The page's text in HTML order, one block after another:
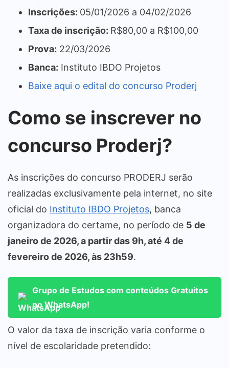
Inscrições: 05/01/2026 a 04/02/2026
Taxa de inscrição: R$80,00 a R$100,00
Prova: 22/03/2026
Banca: Instituto IBDO Projetos
Baixe aqui o edital do concurso Proderj
Como se inscrever no
concurso Proderj?
As inscrições do concurso PRODERJ serão
realizadas exclusivamente pela internet, no site
oficial do Instituto IBDO Projetos, banca
organizadora do certame, no período de 5 de
janeiro de 2026, a partir das 9h, até 4 de
fevereiro de 2026, às 23h59.
Grupo de Estudos com conteúdos Gratuitos
no WhatsApp!
O valor da taxa de inscrição varia conforme o
nível de escolaridade pretendido: